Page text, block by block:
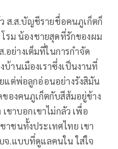
ส.ส.บัญชีรายชื่อคนภูเก็ตก็
รม น้องชายสุดที่รักของผม
ย่างเต็มที่ในการกำจัด
านเมืองเราซึ่งเป็นงานที่
แต่พ่อลูกอ่อนอย่างรังสิมัน
ของคนภูเก็ตกับสีส้มอยู่ข้าง
ขาบอกเขาไม่กลัว เพื่อ
ชนทั้งประเทศไทย เขา
จ.แบบที่ดูแลคนใน ใส่ใจ